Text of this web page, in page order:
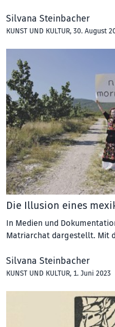
Silvana Steinbacher
KUNST UND KULTUR, 30. August
Die Illusion eines
In Medien und
Matriarchat dargestellt. Mit
Silvana Steinbacher
KUNST UND KULTUR, 1. Juni 2023